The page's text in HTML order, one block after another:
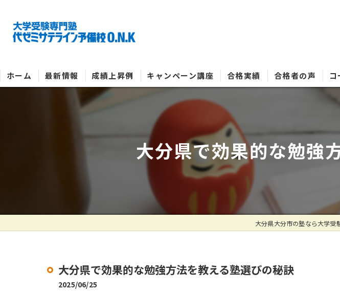
ホーム 最新情報 成績上昇例 キャンペーン講座 合格実績 合格者の声 コ
大分県で効果的な勉強
大分県大分市の塾なら大学受
大分県で効果的な勉強方法を教える塾選びの秘訣
2025/06/25